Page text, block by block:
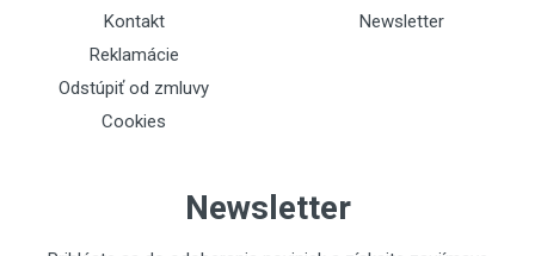
Kontakt
Reklamácie
Odstúpiť od zmluvy
Cookies
Newsletter
Newsletter